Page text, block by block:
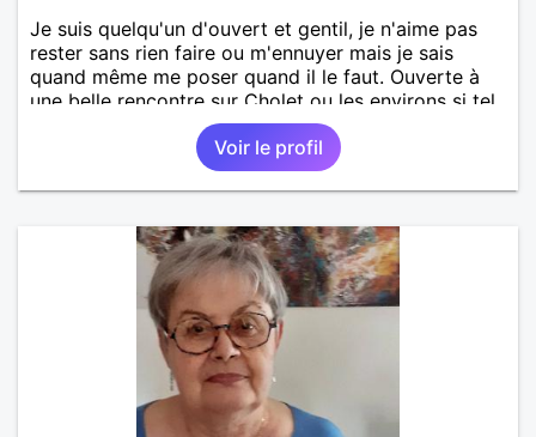
Je suis quelqu'un d'ouvert et gentil, je n'aime pas
rester sans rien faire ou m'ennuyer mais je sais
quand même me poser quand il le faut. Ouverte à
une belle rencontre sur Cholet ou les environs si tel
Voir le profil